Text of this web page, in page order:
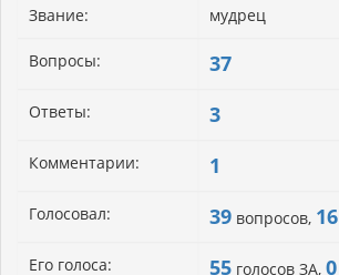
Звание: мудрец
Вопросы: 37
Ответы: 3
Комментарии: 1
Голосовал: 39 вопросов, 16
Его голоса: 55 голосов ЗА,0